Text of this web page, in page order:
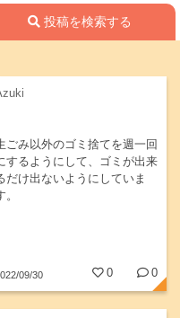
投稿を検索する
ごみ以外のゴミ捨てを週一回
するようにして、ゴミが出来
だけ出ないようにしていま
。
09/30 0 0